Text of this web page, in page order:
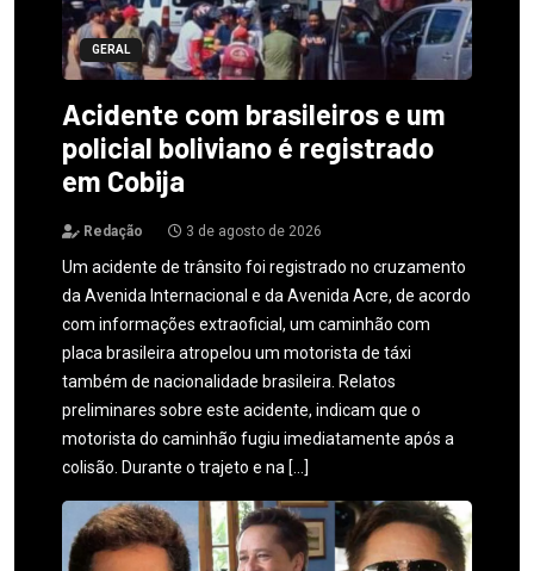
GERAL
Acidente com brasileiros e um
policial boliviano é registrado
em Cobija
Redação 3 de agosto de 2026
Um acidente de trânsito foi registrado no cruzamento
da Avenida Internacional e da Avenida Acre, de acordo
com informações extraoficial, um caminhão com
placa brasileira atropelou um motorista de táxi
também de nacionalidade brasileira. Relatos
preliminares sobre este acidente, indicam que o
motorista do caminhão fugiu imediatamente após a
colisão. Durante o trajeto e na […]